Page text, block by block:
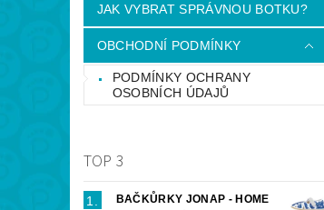
JAK VYBRAT SPRÁVNOU BOTKU?
OBCHODNÍ PODMÍNKY
PODMÍNKY OCHRANY
OSOBNÍCH ÚDAJŮ
TOP 3
BAČKŮRKY JONAP - HOME